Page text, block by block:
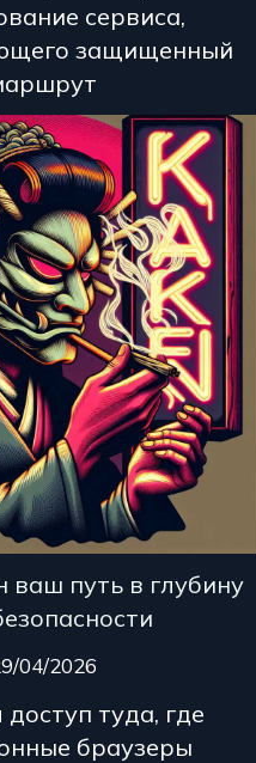
сервиса,
защищенный
ваш путь в глубину
04/2026
доступ туда, где
браузеры